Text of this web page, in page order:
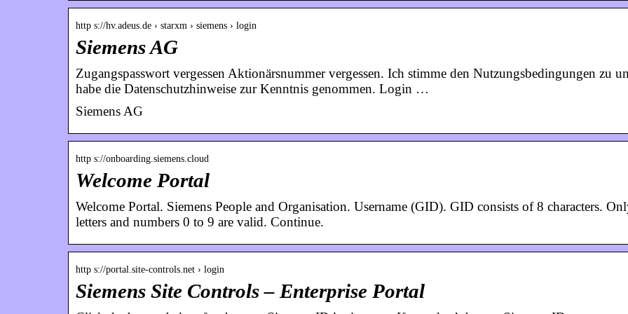
http s://hv.adeus.de › starxm › siemens › login
Siemens AG
Zugangspasswort vergessen Aktionärsnummer vergessen. Ich stimme den Nutzungsbedingungen zu
habe die Datenschutzhinweise zur Kenntnis genommen. Login …
Siemens AG
http s://onboarding.siemens.cloud
Welcome Portal
Welcome Portal. Siemens People and Organisation. Username (GID). GID consists of 8 characters.
letters and numbers 0 to 9 are valid. Continue.
http s://portal.site-controls.net › login
Siemens Site Controls – Enterprise Portal